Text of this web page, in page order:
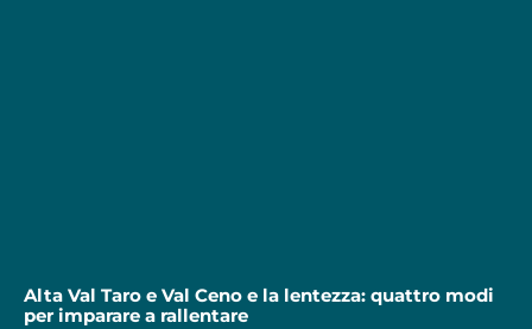
Alta Val Taro e Val Ceno e la lentezza: quattro modi
per imparare a rallentare